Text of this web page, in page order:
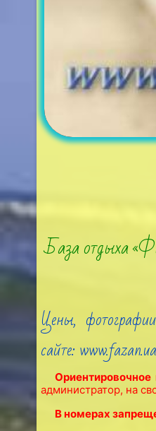
База отдыха
Цены,
сайте: www.fazan.ua
Ориентировочное
администратор, на
В номерах